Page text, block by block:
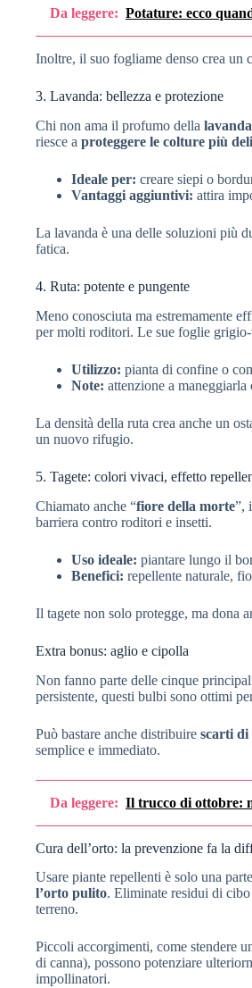
Da leggere: Potature: ecco
Inoltre, il suo fogliame denso crea un
3. Lavanda: bellezza e protezione
Chi non ama il profumo della lavanda
riesce a proteggere le colture più
Ideale per: creare siepi o
Vantaggi aggiuntivi: attira
La lavanda è una delle soluzioni più
fatica.
4. Ruta: potente e pungente
Meno conosciuta ma estremamente
per molti roditori. Le sue foglie
Utilizzo: pianta di confine o
Note: attenzione a
La densità della ruta crea anche un
un nuovo rifugio.
5. Tagete: colori vivaci, effetto
Chiamato anche “fiore della morte”,
barriera contro roditori e insetti.
Uso ideale: piantare lungo il
Benefici: repellente naturale,
Il tagete non solo protegge, ma dona
Extra bonus: aglio e cipolla
Non fanno parte delle cinque
persistente, questi bulbi sono ottimi
Può bastare anche distribuire scarti di
semplice e immediato.
Da leggere: Il trucco di ottobre:
Cura dell’orto: la prevenzione fa la
Usare piante repellenti è solo una
l’orto pulito. Eliminate residui di
terreno.
Piccoli accorgimenti, come stendere
di canna), possono potenziare
impollinatori.